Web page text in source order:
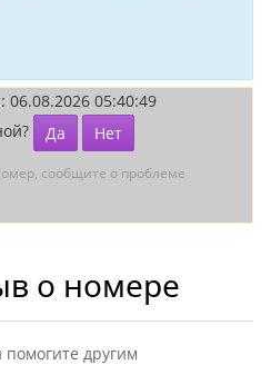
06.08.2026 05:40:49
Да Нет
сообщите о проблеме
о номере
другим